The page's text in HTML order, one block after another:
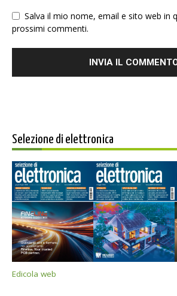
Salva il mio nome, email e sito web in
prossimi commenti.
Selezione di elettronica
Edicola web